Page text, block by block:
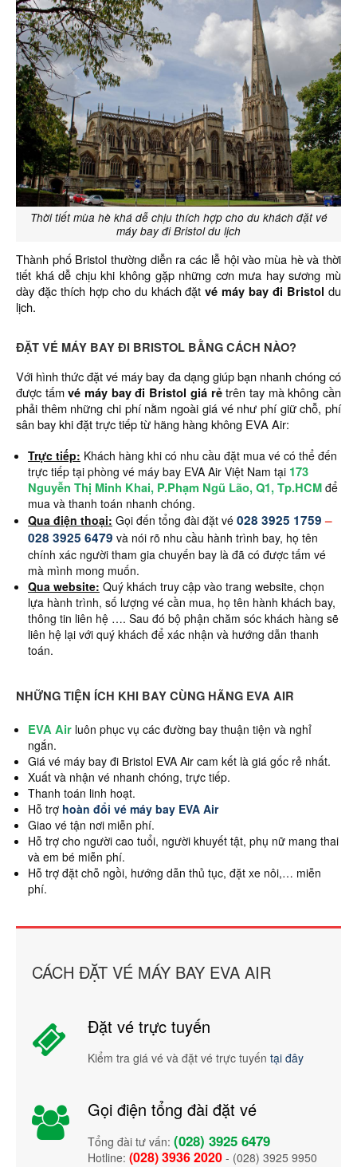
Thời tiết mùa hè khá dễ chịu thích hợp cho du khách đặt vé
máy bay đi Bristol du lịch
Thành phố Bristol thường diễn ra các lễ hội vào mùa hè và thời
tiết khá dễ chịu khi không gặp những cơn mưa hay sương mù
dày đặc thích hợp cho du khách đặtvé máy bay đi Bristol du
lịch.
ĐẶT VÉ MÁY BAY ĐI BRISTOL BẰNG CÁCH NÀO?
Với hình thức đặt vé máy bay đa dạng giúp bạn nhanh chóng có
được tấmvé máy bay đi Bristol giá rẻtrên tay mà không cần
phải thêm những chi phí nằm ngoài giá vé như phí giữ chỗ, phí
sân bay khi đặt trực tiếp từ hãng hàng không EVA Air:
Trực tiếp: Khách hàng khi có nhu cầu đặt mua vé có thể đến
trực tiếp tại phòng vé máy bay EVA Air Việt Nam tại 173
Nguyễn Thị Minh Khai, P.Phạm Ngũ Lão, Q1, Tp.HCM để
mua và thanh toán nhanh chóng.
Qua điện thoại: Gọi đến tổng đài đặt vé 028 3925 1759–
028 3925 6479 và nói rõ nhu cầu hành trình bay, họ tên
chính xác người tham gia chuyến bay là đã có được tấm vé
mà mình mong muốn.
Qua website: Quý khách truy cập vào trang website, chọn
lựa hành trình, số lượng vé cần mua, họ tên hành khách bay,
thông tin liên hệ …. Sau đó bộ phận chăm sóc khách hàng sẽ
liên hệ lại với quý khách để xác nhận và hướng dẫn thanh
toán.
NHỮNG TIỆN ÍCH KHI BAY CÙNG HÃNG EVA AIR
EVA Air luôn phục vụ các đường bay thuận tiện và nghỉ
ngắn.
Giá vé máy bay đi Bristol EVA Air cam kết là giá gốc rẻ nhất.
Xuất và nhận vé nhanh chóng, trực tiếp.
Thanh toán linh hoạt.
Hỗ trợ hoàn đổi vé máy bay EVA Air
Giao vé tận nơi miễn phí.
Hỗ trợ cho người cao tuổi, người khuyết tật, phụ nữ mang thai
và em bé miễn phí.
Hỗ trợ đặt chỗ ngồi, hướng dẫn thủ tục, đặt xe nôi,… miễn
phí.
CÁCH ĐẶT VÉ MÁY BAY EVA AIR
Đặt vé trực tuyến
Kiểm tra giá vé và đặt vé trực tuyến tại đây
Gọi điện tổng đài đặt vé
Tổng đài tư vấn: (028) 3925 6479
Hotline: (028) 3936 2020 - (028) 3925 9950